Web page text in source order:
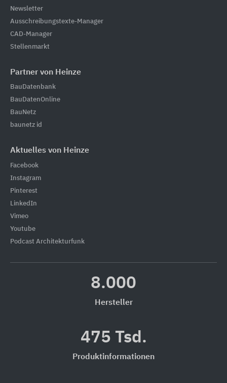
Newsletter
Ausschreibungstexte-Manager
CAD-Manager
Stellenmarkt
Partner von Heinze
BauDatenbank
BauDatenOnline
BauNetz
baunetz id
Aktuelles von Heinze
Facebook
Instagram
Pinterest
LinkedIn
Vimeo
Youtube
Podcast Architekturfunk
8.000
Hersteller
475 Tsd.
Produktinformationen